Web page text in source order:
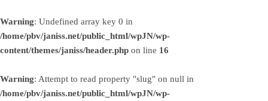
Warning: Undefined array key 0 in
/home/pbv/janiss.net/public_html/wpJN/wp-
content/themes/janiss/header.php on line 16
Warning: Attempt to read property "slug" on null in
/home/pbv/janiss.net/public_html/wpJN/wp-